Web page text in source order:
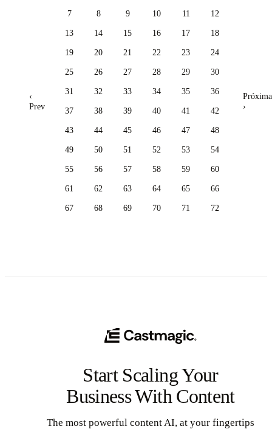
‹
Prev
7 8 9 10 11 12
13 14 15 16 17 18
19 20 21 22 23 24
25 26 27 28 29 30
31 32 33 34 35 36
37 38 39 40 41 42
43 44 45 46 47 48
49 50 51 52 53 54
55 56 57 58 59 60
61 62 63 64 65 66
67 68 69 70 71 72
Próxima
›
Start Scaling Your
Business With Content
The most powerful content AI, at your fingertips